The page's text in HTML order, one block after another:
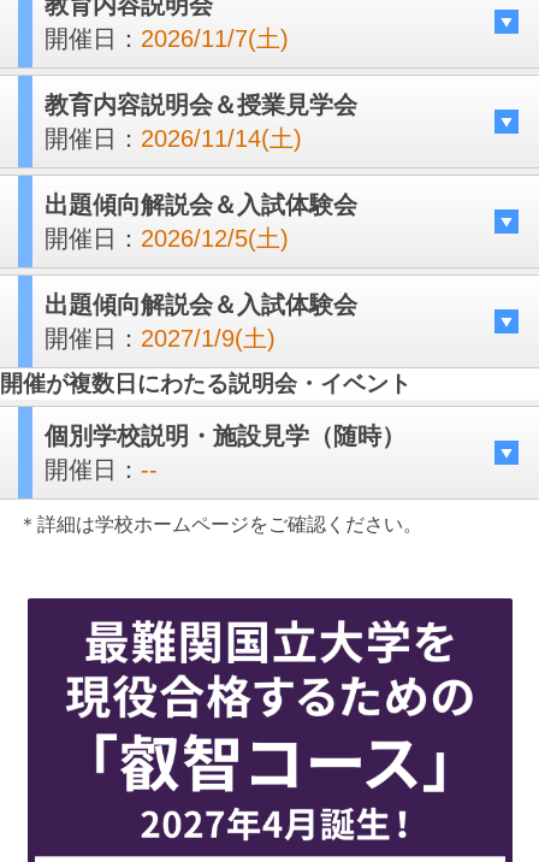
開催日： 2026/11/7(土)
教育内容説明会＆授業見学会
開催日： 2026/11/14(土)
出題傾向解説会＆入試体験会
開催日： 2026/12/5(土)
出題傾向解説会＆入試体験会
開催日： 2027/1/9(土)
開催が複数日にわたる説明会・イベント
個別学校説明・施設見学（随時）
開催日： --
＊詳細は学校ホームページをご確認ください。